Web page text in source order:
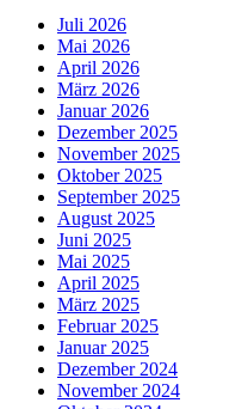
Juli 2026
Mai 2026
April 2026
März 2026
Januar 2026
Dezember 2025
November 2025
Oktober 2025
September 2025
August 2025
Juni 2025
Mai 2025
April 2025
März 2025
Februar 2025
Januar 2025
Dezember 2024
November 2024